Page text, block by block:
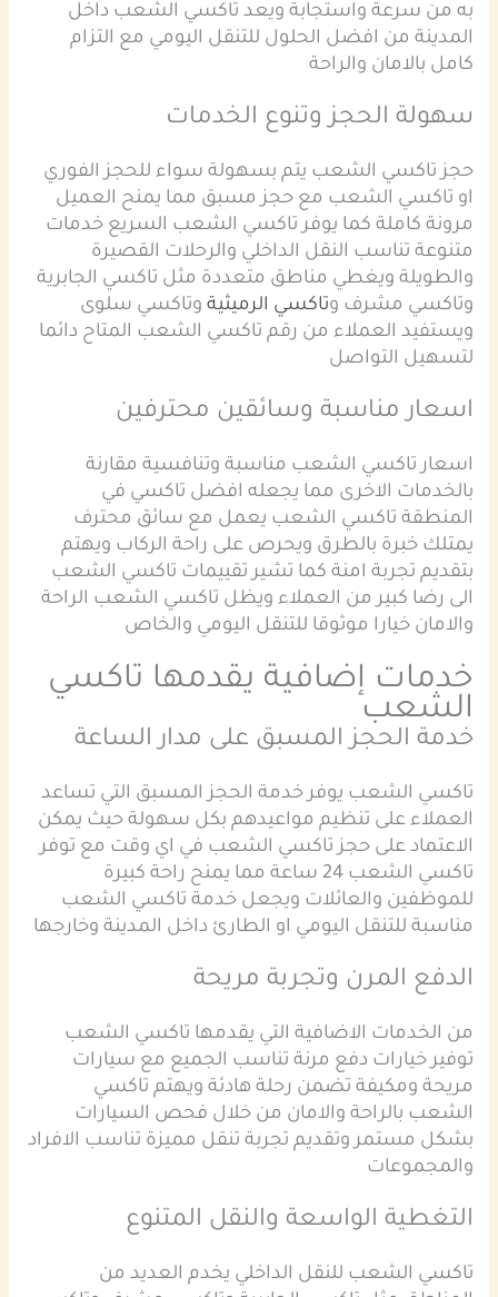
به من سرعة واستجابة ويعد تاكسي الشعب داخل
المدينة من افضل الحلول للتنقل اليومي مع التزام
كامل بالامان والراحة
سهولة الحجز وتنوع الخدمات
حجز تاكسي الشعب يتم بسهولة سواء للحجز الفوري
او تاكسي الشعب مع حجز مسبق مما يمنح العميل
مرونة كاملة كما يوفر تاكسي الشعب السريع خدمات
متنوعة تناسب النقل الداخلي والرحلات القصيرة
والطويلة ويغطي مناطق متعددة مثل تاكسي الجابرية
وتاكسي مشرف وتاكسي الرميثية وتاكسي سلوى
ويستفيد العملاء من رقم تاكسي الشعب المتاح دائما
لتسهيل التواصل
اسعار مناسبة وسائقين محترفين
اسعار تاكسي الشعب مناسبة وتنافسية مقارنة
بالخدمات الاخرى مما يجعله افضل تاكسي في
المنطقة تاكسي الشعب يعمل مع سائق محترف
يمتلك خبرة بالطرق ويحرص على راحة الركاب ويهتم
بتقديم تجربة امنة كما تشير تقييمات تاكسي الشعب
الى رضا كبير من العملاء ويظل تاكسي الشعب الراحة
والامان خيارا موثوقا للتنقل اليومي والخاص
خدمات إضافية يقدمها تاكسي
الشعب
خدمة الحجز المسبق على مدار الساعة
تاكسي الشعب يوفر خدمة الحجز المسبق التي تساعد
العملاء على تنظيم مواعيدهم بكل سهولة حيث يمكن
الاعتماد على حجز تاكسي الشعب في اي وقت مع توفر
تاكسي الشعب 24 ساعة مما يمنح راحة كبيرة
للموظفين والعائلات ويجعل خدمة تاكسي الشعب
مناسبة للتنقل اليومي او الطارئ داخل المدينة وخارجها
الدفع المرن وتجربة مريحة
من الخدمات الاضافية التي يقدمها تاكسي الشعب
توفير خيارات دفع مرنة تناسب الجميع مع سيارات
مريحة ومكيفة تضمن رحلة هادئة ويهتم تاكسي
الشعب بالراحة والامان من خلال فحص السيارات
بشكل مستمر وتقديم تجربة تنقل مميزة تناسب الافراد
والمجموعات
التغطية الواسعة والنقل المتنوع
تاكسي الشعب للنقل الداخلي يخدم العديد من